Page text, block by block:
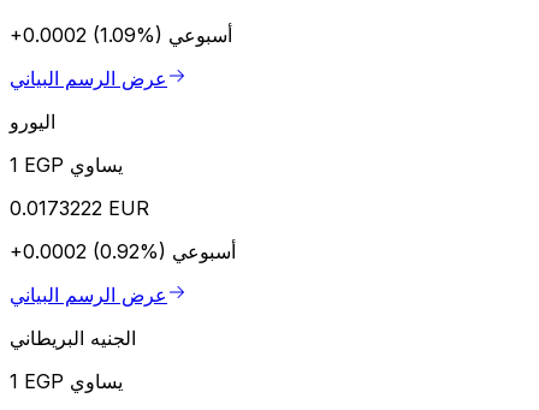
+0.0002 (1.09%) أسبوعي
عرض الرسم البياني
اليورو
1 EGP يساوي
0.0173222 EUR
+0.0002 (0.92%) أسبوعي
عرض الرسم البياني
الجنيه البريطاني
1 EGP يساوي